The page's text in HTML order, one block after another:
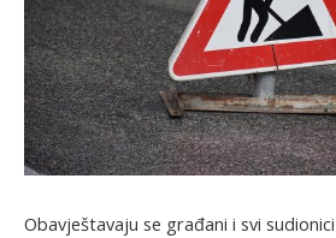
Obavještavaju se građani i svi